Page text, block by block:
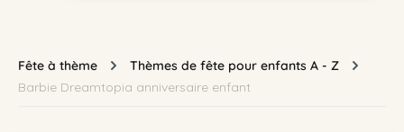
Fête à thème
Thèmes de fête pour enfants A - Z
Barbie Dreamtopia anniversaire enfant